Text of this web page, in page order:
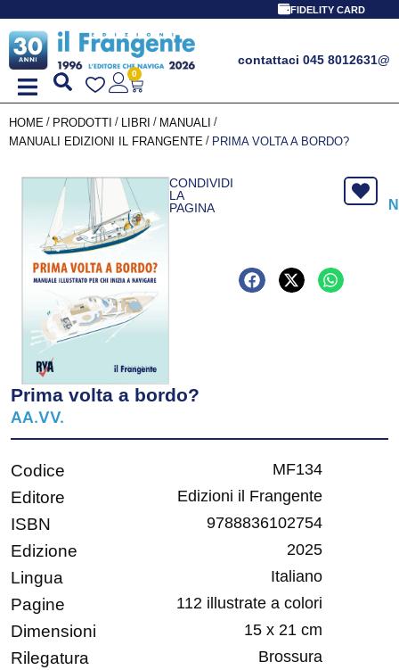
FIDELITY CARD
contattaci 045 8012631@
0
HOME / PRODOTTI / LIBRI / MANUALI
/
MANUALI EDIZIONI IL FRANGENTE / PRIMA VOLTA A BORDO?
CONDIVIDI
LA
PAGINA
Prima volta a bordo?
AA.VV.
Codice MF134
Editore Edizioni il Frangente
ISBN 9788836102754
Edizione 2025
Lingua Italiano
Pagine 112 illustrate a colori
Dimensioni 15 x 21 cm
Rilegatura Brossura